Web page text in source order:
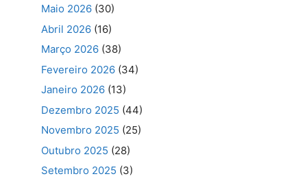
Maio 2026 (30)
Abril 2026 (16)
Março 2026 (38)
Fevereiro 2026 (34)
Janeiro 2026 (13)
Dezembro 2025 (44)
Novembro 2025 (25)
Outubro 2025 (28)
Setembro 2025 (3)